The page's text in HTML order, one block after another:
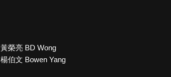
黃榮亮 BD Wong
楊伯文 Bowen Yang